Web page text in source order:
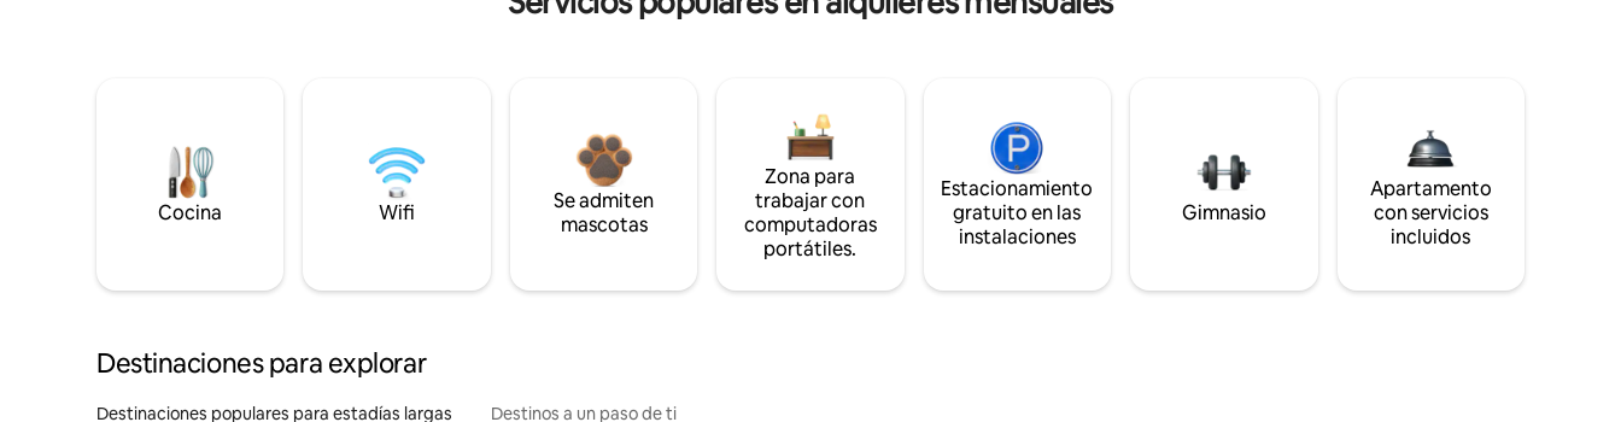
Cocina Wifi
Se admiten
mascotas
Zona para
trabajar con
computadoras
portátiles.
Estacionamiento
gratuito en las
instalaciones
Gimnasio
Apartamento
con servicios
incluidos
Destinaciones para explorar
Destinaciones populares para estadías largas Destinos a un paso de ti